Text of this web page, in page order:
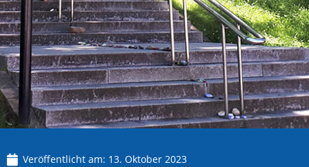
Veröffentlicht am: 13. Oktober 2023